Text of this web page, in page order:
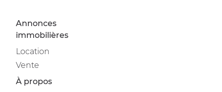
Annonces
immobilières
Location
Vente
À propos